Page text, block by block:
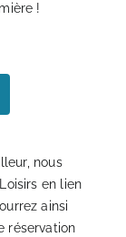
!
nous
en lien
ainsi
réservation